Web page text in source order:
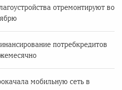
отремонтируют во
потребкредитов
мобильную сеть в